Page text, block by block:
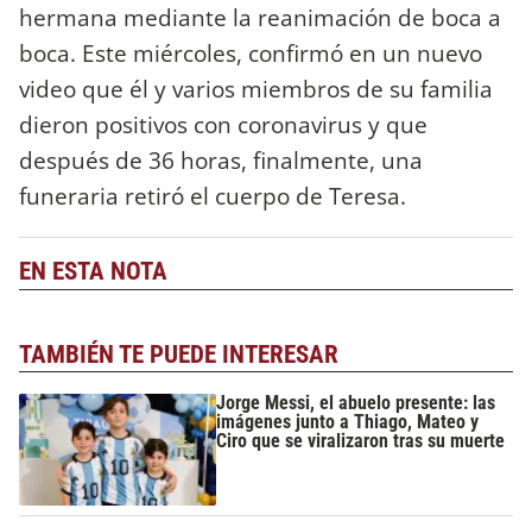
hermana mediante la reanimación de boca a
boca. Este miércoles, confirmó en un nuevo
video que él y varios miembros de su familia
dieron positivos con coronavirus y que
después de 36 horas, finalmente, una
funeraria retiró el cuerpo de Teresa.
EN ESTA NOTA
TAMBIÉN TE PUEDE INTERESAR
Jorge Messi, el abuelo presente: las
imágenes junto a Thiago, Mateo y
Ciro que se viralizaron tras su muerte